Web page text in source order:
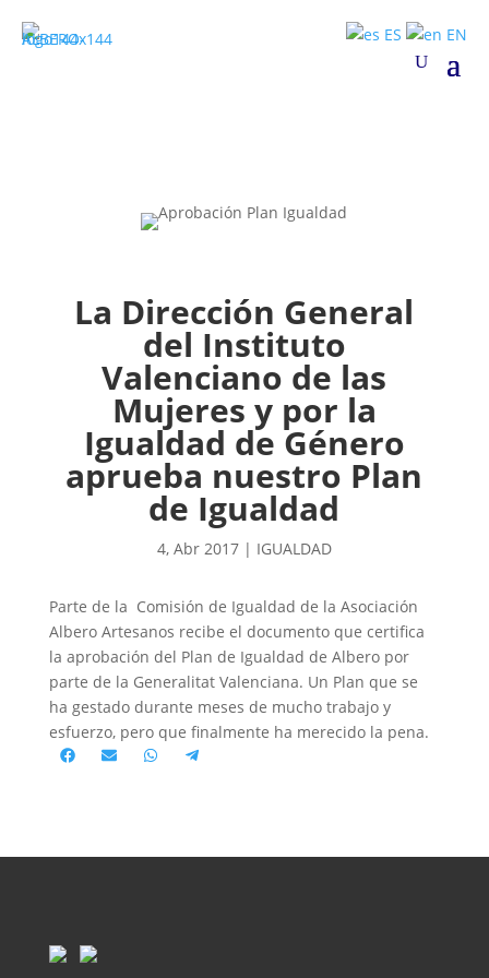
ES EN
La Dirección General
del Instituto
Valenciano de las
Mujeres y por la
Igualdad de Género
aprueba nuestro Plan
de Igualdad
4, Abr 2017| IGUALDAD
Parte de la Comisión de Igualdad de la Asociación
Albero Artesanos recibe el documento que certifica
la aprobación del Plan de Igualdad de Albero por
parte de la Generalitat Valenciana. Un Plan que se
ha gestado durante meses de mucho trabajo y
esfuerzo, pero que finalmente ha merecido la pena.
CompartirCompartirCompartirCompartir